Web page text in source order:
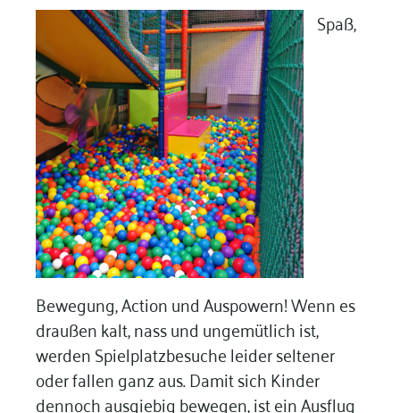
Spaß,
Bewegung, Action und Auspowern! Wenn es
draußen kalt, nass und ungemütlich ist,
werden Spielplatzbesuche leider seltener
oder fallen ganz aus. Damit sich Kinder
dennoch ausgiebig bewegen, ist ein Ausflug